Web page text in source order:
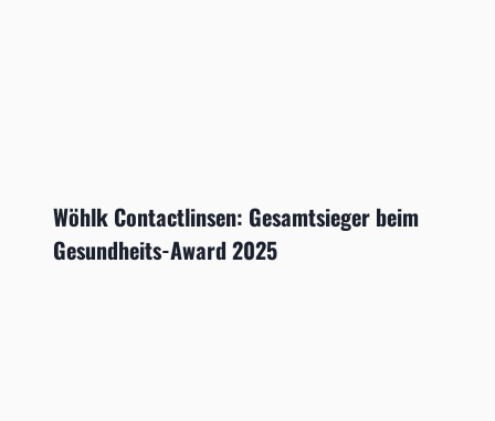
Wöhlk Contactlinsen: Gesamtsieger beim
Gesundheits-Award 2025